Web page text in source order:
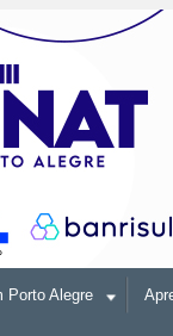
Porto Alegre